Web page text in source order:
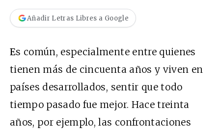
Añadir Letras Libres a Google
Es común, especialmente entre quienes
tienen más de cincuenta años y viven en
países desarrollados, sentir que todo
tiempo pasado fue mejor. Hace treinta
años, por ejemplo, las confrontaciones